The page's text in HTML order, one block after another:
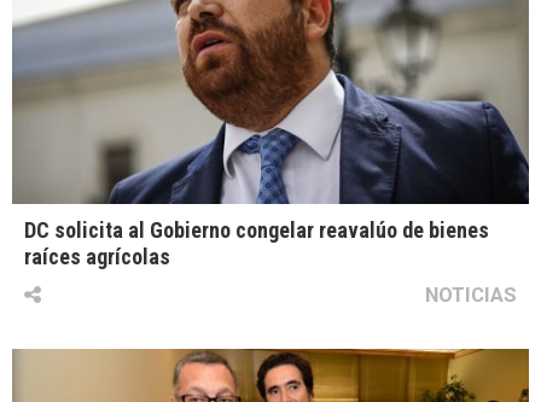
DC solicita al Gobierno congelar reavalúo de bienes
raíces agrícolas
NOTICIAS